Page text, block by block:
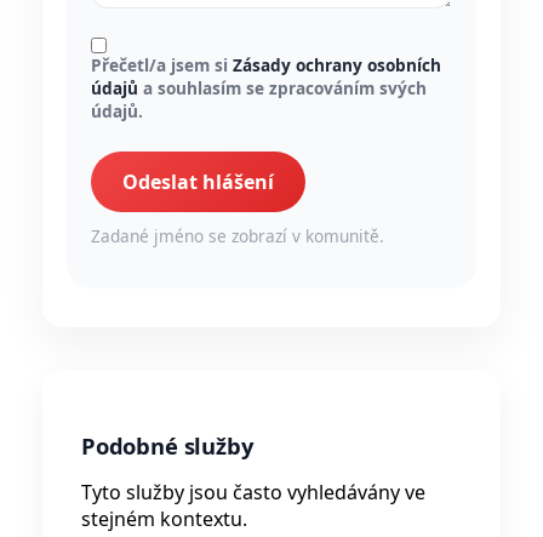
Přečetl/a jsem si Zásady ochrany osobních
údajů a souhlasím se zpracováním svých
údajů.
Odeslat hlášení
Zadané jméno se zobrazí v komunitě.
Podobné služby
Tyto služby jsou často vyhledávány ve
stejném kontextu.